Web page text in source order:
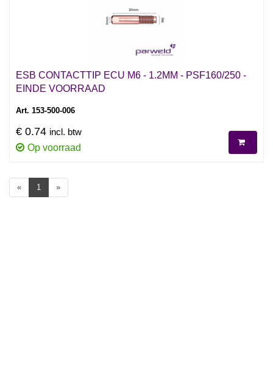
ESB CONTACTTIP ECU M6 - 1.2MM - PSF160/250 -
EINDE VOORRAAD
Art. 153-500-006
€ 0.74 incl. btw
Op voorraad
« 1 »